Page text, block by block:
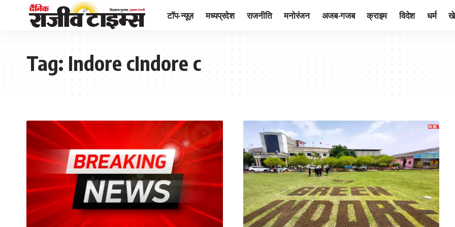
टॉप-न्यूज़ मध्यप्रदेश राजनीति मनोरंजन अजब-गजब क्राइम विदेश धर्म
Tag:Indore cIndore c